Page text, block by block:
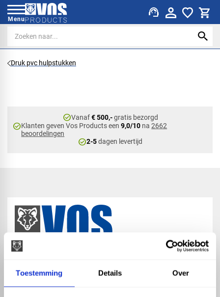
Toestemming Details Over
Menu support_agent
Druk pvc hulpstukken
check_circleVanaf€ 500,-gratis bezorgd
check_circleKlanten geven Vos Products een9,0/10 na2662
beoordelingen
check_circle2-5dagen levertijd
phone_enabled +31 416 75 02 55
mail info@vosproducts.nl